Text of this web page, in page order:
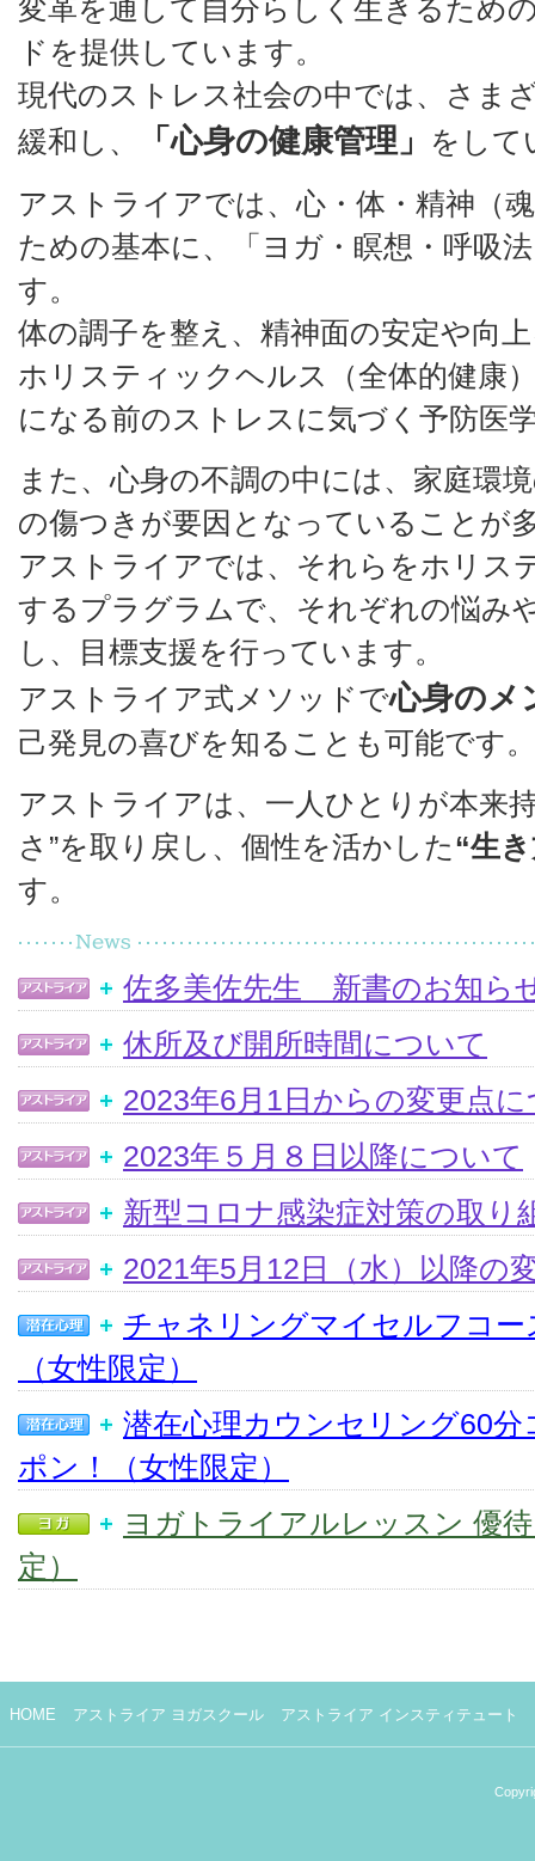
変革を通して自分らしく生きるため
ドを提供しています。
現代のストレス社会の中では、さま
緩和し、
「心身の健康管理」
をして
アストライアでは、心・体・精神（
ための基本に、「ヨガ・瞑想・呼吸
す。
体の調子を整え、精神面の安定や向
ホリスティックヘルス（全体的健康
になる前のストレスに気づく予防医
また、心身の不調の中には、家庭環
の傷つきが要因となっていることが
アストライアでは、それらをホリス
するプラグラムで、それぞれの悩み
し、目標支援を行っています。
アストライア式メソッドで心身のメ
己発見の喜びを知ることも可能です。
アストライアは、一人ひとりが本来
さ”を取り戻し、個性を活かした“生
す。
佐多美佐先生 新書のお知ら
休所及び開所時間について
2023年6月1日からの変更点
2023年５月８日以降について
新型コロナ感染症対策の取り
2021年5月12日（水）以降の
チャネリングマイセルフコ
（女性限定）
潜在心理カウンセリング60
ポン！（女性限定）
ヨガトライアルレッスン 優
定）
HOME アストライア ヨガスクール アストライア インスティテュート